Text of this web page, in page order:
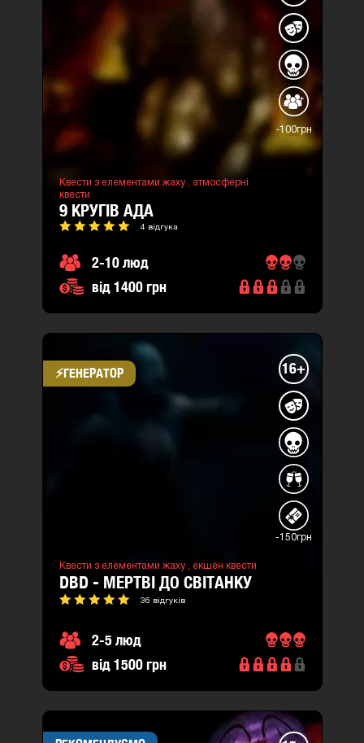
-100грн
Квести з елементами жаху ,
атмосферні
квести
9 КРУГІВ АДА
4 відгука
2-10 люд
від 1400 грн
⚡​ГЕНЕРАТОР 16+
-150грн
Квести з елементами жаху , екшен квести
DBD - МЕРТВІ ДО СВІТАНКУ
36 відгуків
2-5 люд
від 1500 грн